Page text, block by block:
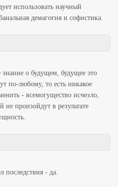
использовать научный
демагогия и софистика.
о будущем, будущее это
по-любому, то есть никакое
- всемогущество исчезло,
не произойдут в результате
последствия - да.